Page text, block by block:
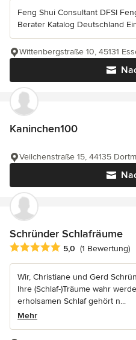
Feng Shui Consultant DFSI
Berater Katalog Deutschland
Wittenbergstraße 10, 45131
Kaninchen100
Veilchenstraße 15, 44135
Schründer Schlafräume
Durchschnittliche Bewertung:
5,0 (1 Bewertung)
Wir, Christiane und Gerd
Ihre (Schlaf-)Träume wahr
erholsamen Schlaf gehört n...
Mehr